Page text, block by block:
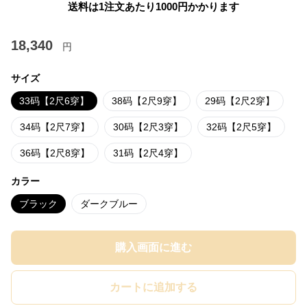
送料は1注文あたり 1000円かかります
18,340 円
サイズ
33码【2尺6穿】 38码【2尺9穿】 29码【2尺2穿】
34码【2尺7穿】 30码【2尺3穿】 32码【2尺5穿】
36码【2尺8穿】 31码【2尺4穿】
カラー
ブラック ダークブルー
購入画面に進む
カートに追加する